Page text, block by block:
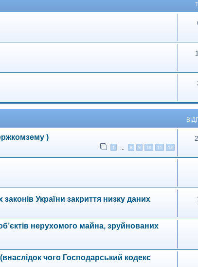
)
1 8 9 10 11 12
України закриття низку даних
нерухомого майна, зруйнованих
чого Господарський кодекс